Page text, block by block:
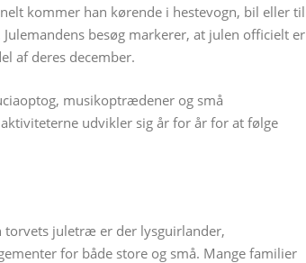
kommer han kørende i hestevogn, bil eller til
besøg markerer, at julen officielt er
af deres december.
musikoptrædener og små
udvikler sig år for år for at følge
juletræ er der lysguirlander,
for både store og små. Mange familier